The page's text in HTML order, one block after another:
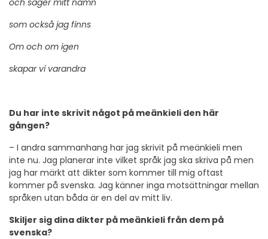
som också jag finns
Om och om igen
skapar vi varandra
Du har inte skrivit något på meänkieli den här
gången?
– I andra sammanhang har jag skrivit på meänkieli men
inte nu. Jag planerar inte vilket språk jag ska skriva på men
jag har märkt att dikter som kommer till mig oftast
kommer på svenska. Jag känner inga motsättningar mellan
språken utan båda är en del av mitt liv.
Skiljer sig dina dikter på meänkieli från dem på
svenska?